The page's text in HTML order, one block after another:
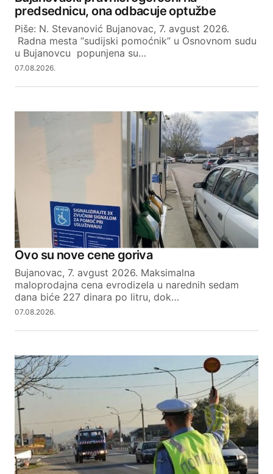
predsednicu, ona odbacuje optužbe
Piše: N. Stevanović Bujanovac, 7. avgust 2026.
Radna mesta “sudijski pomoćnik” u Osnovnom sudu
u Bujanovcu popunjena su…
07.08.2026.
Ovo su nove cene goriva
Bujanovac, 7. avgust 2026. Maksimalna
maloprodajna cena evrodizela u narednih sedam
dana biće 227 dinara po litru, dok…
07.08.2026.